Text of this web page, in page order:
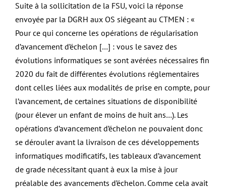
Suite à la sollicitation de la FSU, voici la réponse
envoyée par la DGRH aux OS siégeant au CTMEN : «
Pour ce qui concerne les opérations de régularisation
d’avancement d’échelon […] : vous le savez des
évolutions informatiques se sont avérées nécessaires fin
2020 du fait de différentes évolutions réglementaires
dont celles liées aux modalités de prise en compte, pour
l’avancement, de certaines situations de disponibilité
(pour élever un enfant de moins de huit ans…). Les
opérations d’avancement d’échelon ne pouvaient donc
se dérouler avant la livraison de ces développements
informatiques modificatifs, les tableaux d’avancement
de grade nécessitant quant à eux la mise à jour
préalable des avancements d’échelon. Comme cela avait